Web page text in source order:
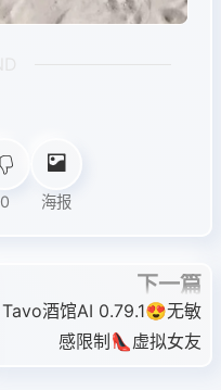
0 海报
下一篇
Tavo酒馆AI 0.79.1😍无敏
感限制👠虚拟女友